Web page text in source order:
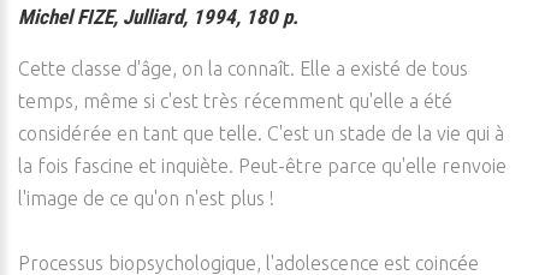
Michel FIZE, Julliard, 1994, 180 p.
Cette classe d'âge, on la connaît. Elle a existé de tous
temps, même si c'est très récemment qu'elle a été
considérée en tant que telle. C'est un stade de la vie qui à
la fois fascine et inquiète. Peut-être parce qu'elle renvoie
l'image de ce qu'on n'est plus !
Processus biopsychologique, l'adolescence est coincée